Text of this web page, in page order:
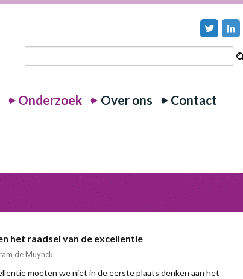
Onderzoek Over ons Contact
het raadsel van de excellentie
de Muynck
moeten we niet in de eerste plaats denken aan het